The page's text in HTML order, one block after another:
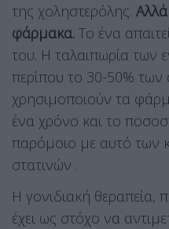
της χοληστερόλης.
φάρμακα. Το ένα
του. Η ταλαιπωρία των
περίπου το 30-50%
χρησιμοποιούν τα
ένα χρόνο και το
παρόμοιο με αυτό των
στατινών .
Η γονιδιακή θεραπεία,
έχει ως στόχο να